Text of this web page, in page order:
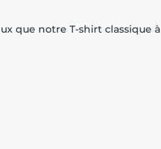
que notre T-shirt classique à